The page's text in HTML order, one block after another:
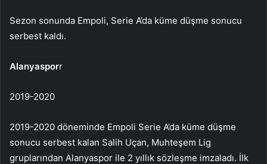
Sezon sonunda Empoli, Serie A’da küme düşme sonucu
serbest kaldı.
Alanyasporr
2019-2020
2019-2020 döneminde Empoli Serie A’da küme düşme
sonucu serbest kalan Salih Uçan, Muhteşem Lig
gruplarından Alanyaspor ile 2 yıllık sözleşme imzaladı. İlk